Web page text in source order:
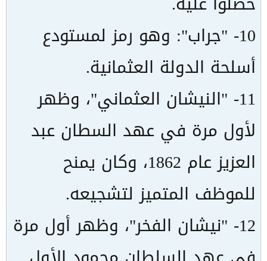
10- "جراب": وهو رمز لمستودع
أسلحة الدولة العثمانية.
11- "النيشان العثماني"، وظهر
لأول مرة في عهد السطان عبد
العزيز عام 1862، وكان يمنح
للموظف المتميز لتشجيعه.
12- "نيشان الفخر"، وظهر أول مرة